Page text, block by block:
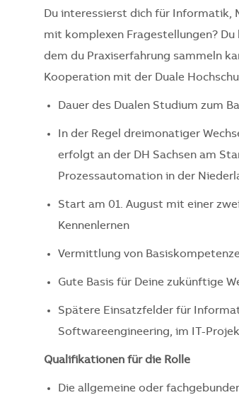
Du interessierst dich für Informatik,
mit komplexen Fragestellungen?
dem du Praxiserfahrung sammeln
Kooperation mit der Duale
Dauer des Dualen Studium zum
In der Regel dreimonatiger
erfolgt an der DH Sachsen am
Prozessautomation in der
Start am 01. August mit einer
Kennenlernen
Vermittlung von
Gute Basis für Deine zukünftige
Spätere Einsatzfelder für
Softwareengineering, im IT-
Qualifikationen für die Rolle
Die allgemeine oder